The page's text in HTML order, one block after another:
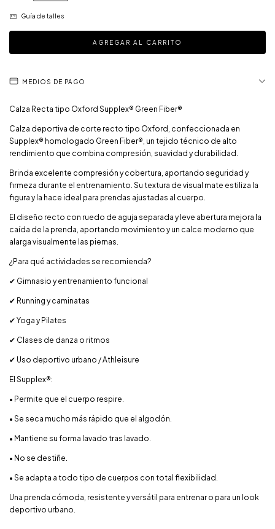
Guía de talles
MEDIOS DE PAGO
Calza Recta tipo Oxford Supplex® Green Fiber®
Calza deportiva de corte recto tipo Oxford, confeccionada en
Supplex® homologado Green Fiber®, un tejido técnico de alto
rendimiento que combina compresión, suavidad y durabilidad.
Brinda excelente compresión y cobertura, aportando seguridad y
firmeza durante el entrenamiento. Su textura de visual mate estiliza la
figura y la hace ideal para prendas ajustadas al cuerpo.
El diseño recto con ruedo de aguja separada y leve abertura mejora la
caída de la prenda, aportando movimiento y un calce moderno que
alarga visualmente las piernas.
¿Para qué actividades se recomienda?
✔ Gimnasio y entrenamiento funcional
✔ Running y caminatas
✔ Yoga y Pilates
✔ Clases de danza o ritmos
✔ Uso deportivo urbano / Athleisure
El Supplex®:
• Permite que el cuerpo respire.
• Se seca mucho más rápido que el algodón.
• Mantiene su forma lavado tras lavado.
• No se destiñe.
• Se adapta a todo tipo de cuerpos con total flexibilidad.
Una prenda cómoda, resistente y versátil para entrenar o para un look
deportivo urbano.